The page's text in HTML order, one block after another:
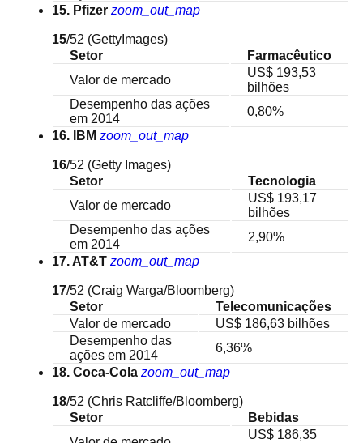
15. Pfizer zoom_out_map
15/52 (GettyImages)
Setor
Farmacêutico
Valor de mercado
US$ 193,53
bilhões
Desempenho das ações
em 2014
0,80%
16. IBM zoom_out_map
16/52 (Getty Images)
Setor
Tecnologia
Valor de mercado
US$ 193,17
bilhões
Desempenho das ações
em 2014
2,90%
17. AT&T zoom_out_map
17/52 (Craig Warga/Bloomberg)
Setor
Telecomunicações
Valor de mercado
US$ 186,63 bilhões
Desempenho das
ações em 2014
6,36%
18. Coca-Cola zoom_out_map
18/52 (Chris Ratcliffe/Bloomberg)
Setor
Bebidas
US$ 186,35